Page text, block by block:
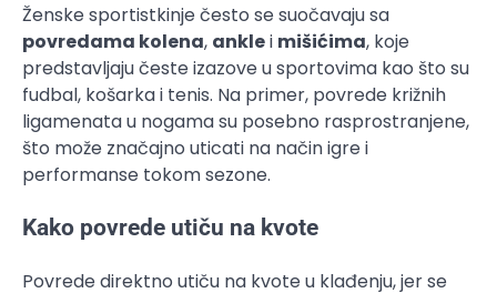
Ženske sportistkinje često se suočavaju sa
povredama kolena, anklei mišićima, koje
predstavljaju česte izazove u sportovima kao što su
fudbal, košarka i tenis. Na primer, povrede križnih
ligamenata u nogama su posebno rasprostranjene,
što može značajno uticati na način igre i
performanse tokom sezone.
Kako povrede utiču na kvote
Povrede direktno utiču na kvote u klađenju, jer se